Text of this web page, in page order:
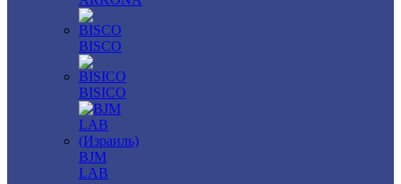
BISCO
BISICO
BJM
LAB